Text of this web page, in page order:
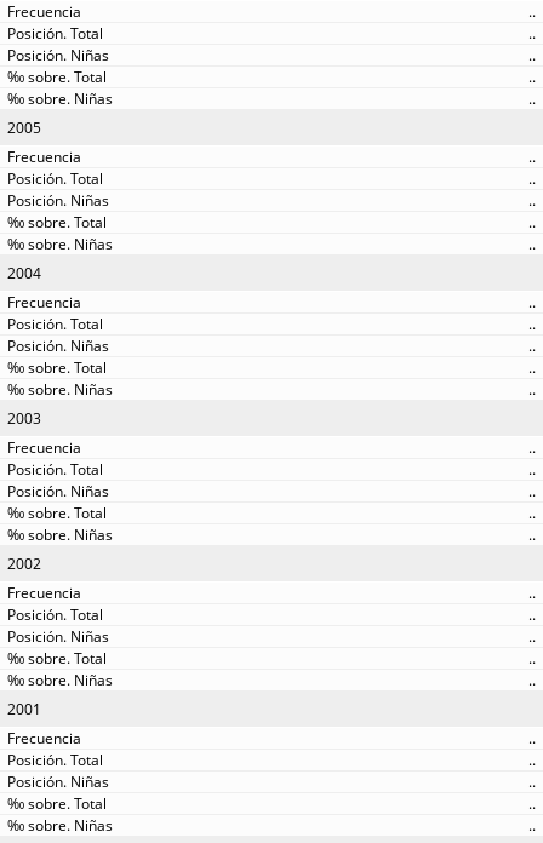
..
..
..
..
..
2005
..
..
..
..
..
2004
..
..
..
..
..
2003
..
..
..
..
..
2002
..
..
..
..
..
2001
..
..
..
..
..